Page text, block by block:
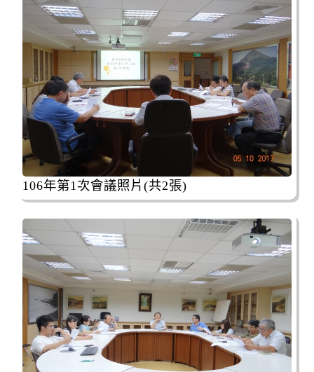
106年第1次會議照片(共2張)